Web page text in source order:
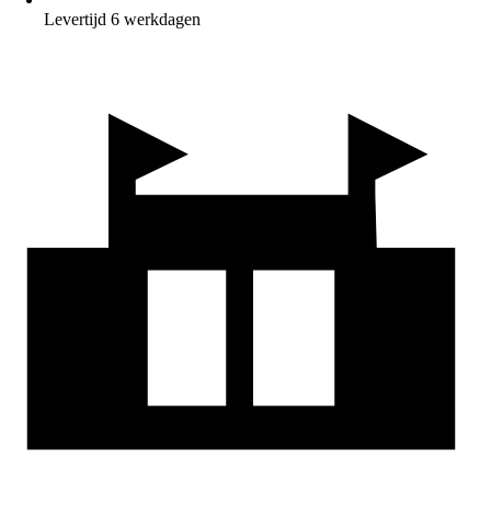
Levertijd 6 werkdagen